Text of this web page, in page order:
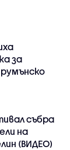
за
събра
на
(ВИДЕО)